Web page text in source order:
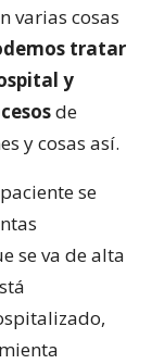
varias cosas
tratar
y
de
y cosas así.
se
se va de alta